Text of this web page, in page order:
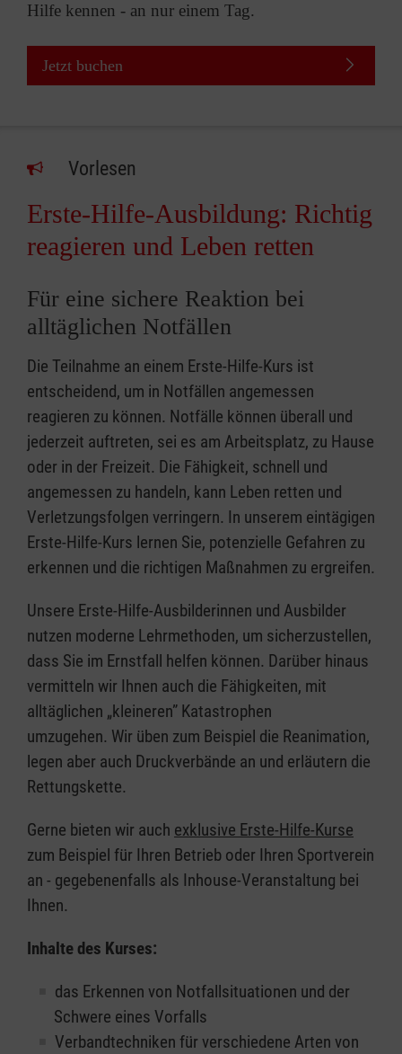
Hilfe kennen - an nur einem Tag.
Jetzt buchen
Vorlesen
Erste-Hilfe-Ausbildung: Richtig
reagieren und Leben retten
Für eine sichere Reaktion bei
alltäglichen Notfällen
Die Teilnahme an einem Erste-Hilfe-Kurs ist
entscheidend, um in Notfällen angemessen
reagieren zu können. Notfälle können überall und
jederzeit auftreten, sei es am Arbeitsplatz, zu Hause
oder in der Freizeit. Die Fähigkeit, schnell und
angemessen zu handeln, kann Leben retten und
Verletzungsfolgen verringern. In unserem eintägigen
Erste-Hilfe-Kurs lernen Sie, potenzielle Gefahren zu
erkennen und die richtigen Maßnahmen zu ergreifen.
Unsere Erste-Hilfe-Ausbilderinnen und Ausbilder
nutzen moderne Lehrmethoden, um sicherzustellen,
dass Sie im Ernstfall helfen können. Darüber hinaus
vermitteln wir Ihnen auch die Fähigkeiten, mit
alltäglichen „kleineren” Katastrophen
umzugehen. Wir üben zum Beispiel die Reanimation,
legen aber auch Druckverbände an und erläutern die
Rettungskette.
Gerne bieten wir auch exklusive Erste-Hilfe-Kurse
zum Beispiel für Ihren Betrieb oder Ihren Sportverein
an - gegebenenfalls als Inhouse-Veranstaltung bei
Ihnen.
Inhalte des Kurses:
das Erkennen von Notfallsituationen und der
Schwere eines Vorfalls
Verbandtechniken für verschiedene Arten von